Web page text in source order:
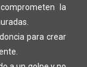
la
para crear